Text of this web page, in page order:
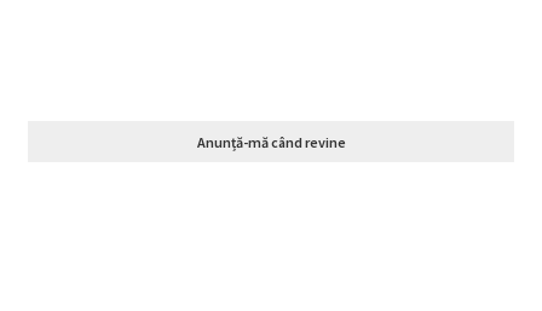
Anunță-mă când revine